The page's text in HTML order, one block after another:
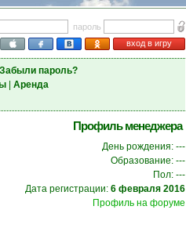
пароль
вход в игру
Забыли пароль?
| Аренда
Профиль менеджера
День рождения: ---
Образование: ---
Пол: ---
Дата регистрации: 6 февраля 2016
Профиль на форуме